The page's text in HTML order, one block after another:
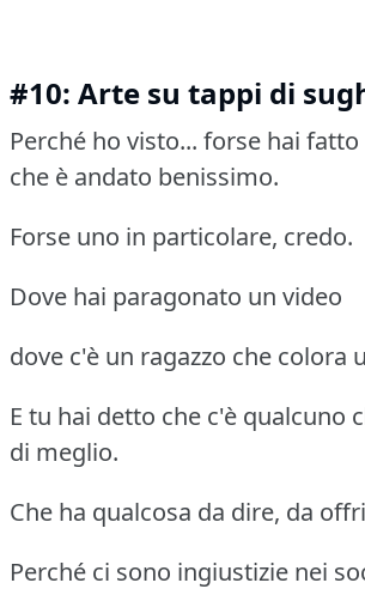
#10: Arte su tappi di
Perché ho visto... forse hai
che è andato benissimo.
Forse uno in particolare, credo.
Dove hai paragonato un video
dove c'è un ragazzo che colora
E tu hai detto che c'è qualcuno
di meglio.
Che ha qualcosa da dire, da
Perché ci sono ingiustizie nei